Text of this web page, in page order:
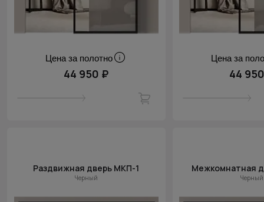
Цена за полотно
44 950 ₽
Цена за
44
Раздвижная дверь МКП-1
Черный
Межкомнатная
Черный